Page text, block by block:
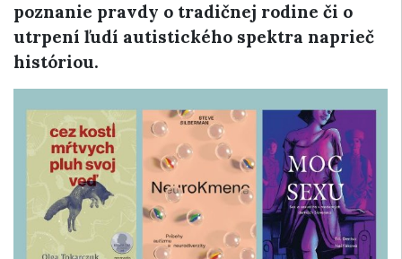
poznanie pravdy o tradičnej rodine či o
utrpení ľudí autistického spektra naprieč
históriou.